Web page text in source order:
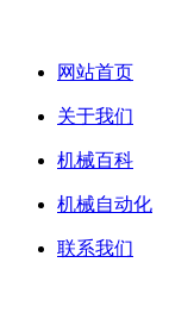
网站首页
关于我们
机械百科
机械自动化
联系我们